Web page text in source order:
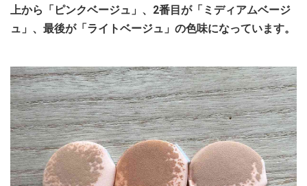
上から「ピンクベージュ」、2番目が「ミディアムベージ
ュ」、最後が「ライトベージュ」の色味になっています。